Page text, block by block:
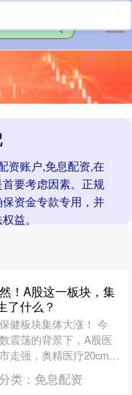
资账户,免息配资,在
要考虑因素。正规
资金专款专用，并
益。
！A股这一板块，集
了什么？
健板块集体大涨！ 今
震荡的背景下，A股医
走强，奥精医疗20cm涨
联影医疗、迈瑞医疗等
药概....
类： 免息配资